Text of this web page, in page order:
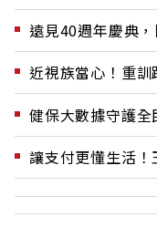
遠見40週年慶典
近視族當心！重訓
健保大數據守護全
讓支付更懂生活